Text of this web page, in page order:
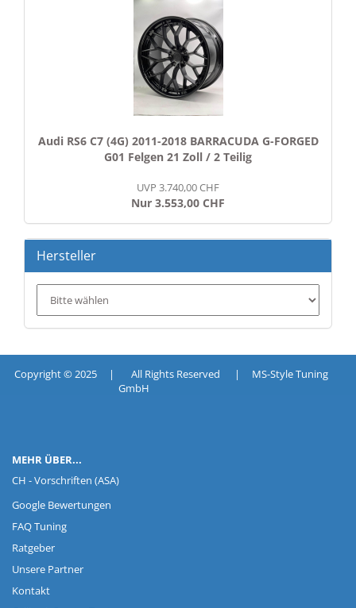
Audi RS6 C7 (4G) 2011-2018 BARRACUDA G-FORGED
G01 Felgen 21 Zoll / 2 Teilig
UVP 3.740,00 CHF
Nur 3.553,00 CHF
Hersteller
Copyright © 2025 | All Rights Reserved | MS-Style Tuning
GmbH
MEHR ÜBER...
CH - Vorschriften (ASA)
Google Bewertungen
FAQ Tuning
Ratgeber
Unsere Partner
Kontakt